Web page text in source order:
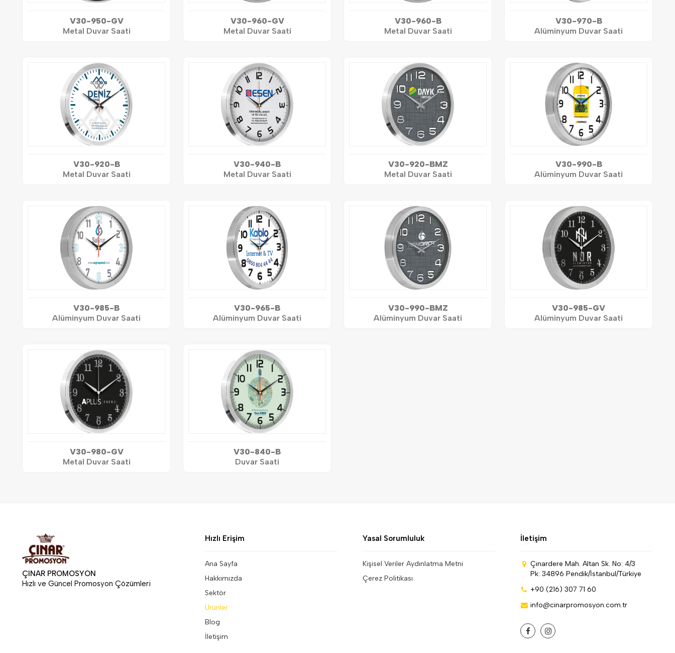
V30-950-GV
Metal Duvar Saati
V30-960-GV
Metal Duvar Saati
V30-960-B
Metal Duvar Saati
V30-970-B
Alüminyum Duvar Saati
V30-920-B
Metal Duvar Saati
V30-940-B
Metal Duvar Saati
V30-920-BMZ
Metal Duvar Saati
V30-990-B
Alüminyum Duvar Saati
V30-985-B
Alüminyum Duvar Saati
V30-965-B
Alüminyum Duvar Saati
V30-990-BMZ
Alüminyum Duvar Saati
V30-985-GV
Alüminyum Duvar Saati
V30-980-GV
Metal Duvar Saati
V30-840-B
Duvar Saati
ÇINAR PROMOSYON
Hızlı ve Güncel Promosyon Çözümleri
Hızlı Erişim
Ana Sayfa
Hakkımızda
Sektör
Ürünler
Blog
İletişim
Yasal Sorumluluk
Kişisel Veriler Aydınlatma Metni
Çerez Politikası
İletişim
Çınardere Mah. Altan Sk. No: 4/3
Pk: 34896 Pendik/İstanbul/Türkiye
+90 (216) 307 71 60
info@cinarpromosyon.com.tr